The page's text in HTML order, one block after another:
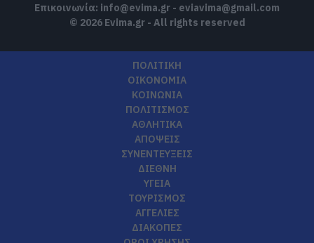
Επικοινωνία: info@evima.gr - eviavima@gmail.com
© 2026 Evima.gr - All rights reserved
ΠΟΛΙΤΙΚΗ
ΟΙΚΟΝΟΜΙΑ
ΚΟΙΝΩΝΙΑ
ΠΟΛΙΤΙΣΜΟΣ
ΑΘΛΗΤΙΚΑ
ΑΠΟΨΕΙΣ
ΣΥΝΕΝΤΕΥΞΕΙΣ
ΔΙΕΘΝΗ
ΥΓΕΙΑ
ΤΟΥΡΙΣΜΟΣ
ΑΓΓΕΛΙΕΣ
ΔΙΑΚΟΠΕΣ